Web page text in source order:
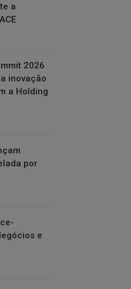
a
2026
inovação
a Holding
por
e